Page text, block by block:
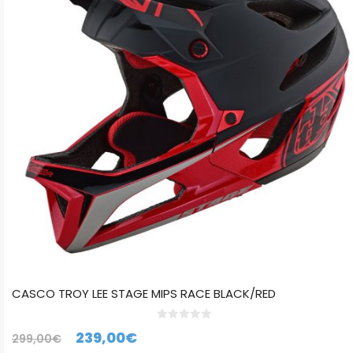
CASCO TROY LEE STAGE MIPS RACE BLACK/RED
299,00€
El
239,00€El
producto